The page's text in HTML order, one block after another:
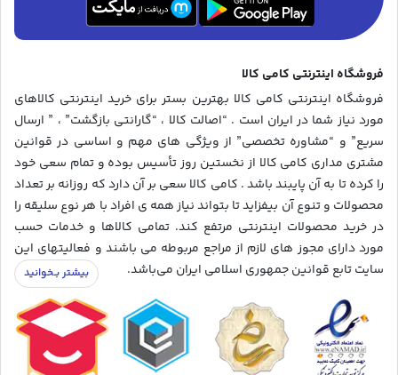
فروشگاه اینترنتی کامی کالا
فروشگاه اینترنتی کامی کالا بهترین بستر برای خرید اینترنتی کالاهای
مورد نیاز شما در ایران است . “اصالت کالا ، “گارانتی بازگشت” ، ” ارسال
سریع” و “مشاوره تخصصی” از ویژگی های مهم و اساسی در قوانین
مشتری مداری کامی کالا از نخستین روز تأسیس بوده و تمام سعی خود
را کرده تا به آن پایبند باشد . کامی کالا سعی بر آن دارد که روزانه بر تعداد
محصولات و تنوع آن بیفزاید تا بتواند نیاز همه ی افراد با هر نوع سلیقه را
در خرید محصولات اینترنتی مرتفع کند. تمامی کالاها و خدمات حسب
مورد دارای مجوز های لازم از مراجع مربوطه می باشند و فعالیتهای این
سایت تابع قوانین جمهوری اسلامی ایران می‌باشد.